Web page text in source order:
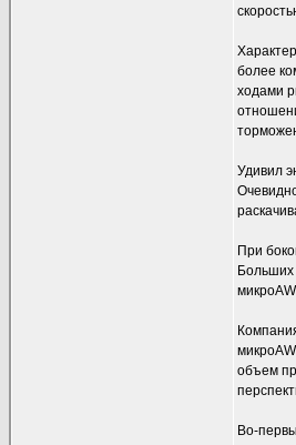
более
ходами
Удивил
При
Больших
объем
Во-